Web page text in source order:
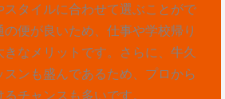
スタイルに合わせて選ぶことがで
便が良いため、仕事や学校帰り
なメリットです。さらに、牛久
ンも盛んであるため、プロから
チャンスも多いです。